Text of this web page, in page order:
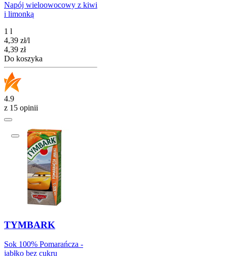
Napój wieloowocowy z kiwi
i limonką
1 l
4,39 zł/l
Cena
4,39 zł
Do koszyka
4.9
z 15 opinii
TYMBARK
Sok 100% Pomarańcza -
jabłko bez cukru